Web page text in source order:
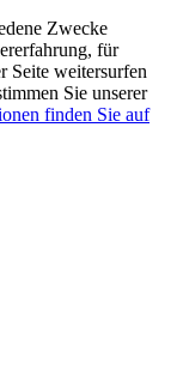
Zwecke
für
Seite weitersurfen
Sie unserer
finden Sie auf